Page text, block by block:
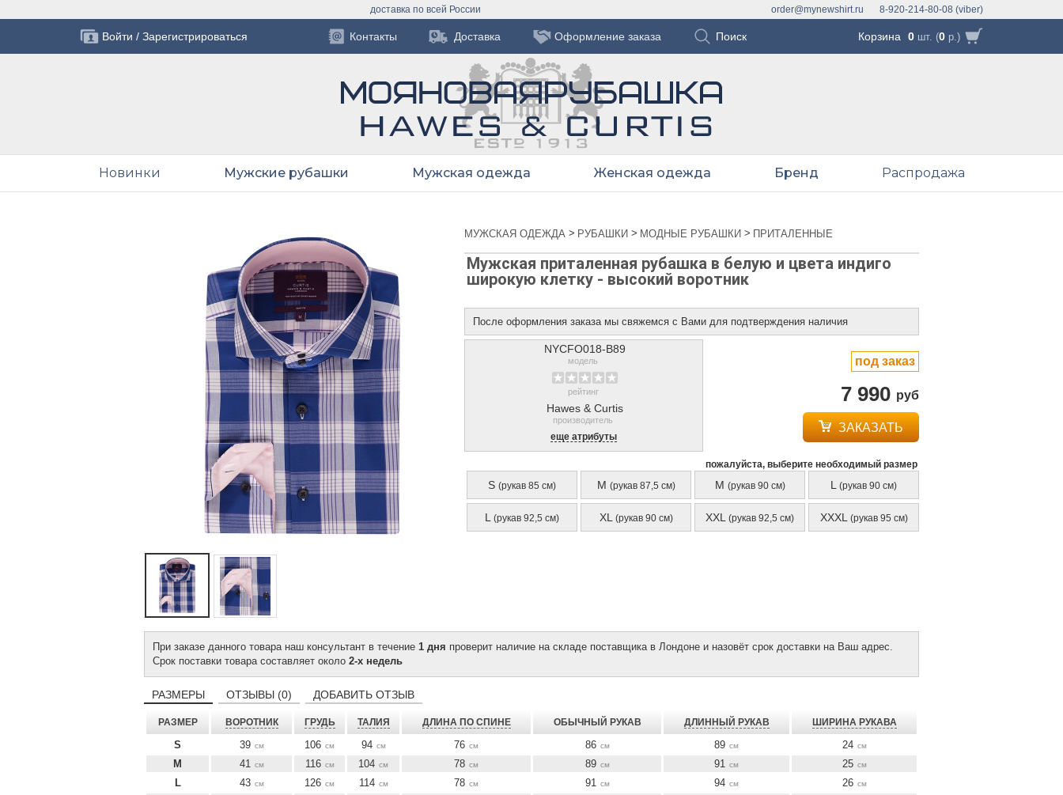
8-920-214-80-08 (viber)
order@mynewshirt.ru
доставка по всей России
Войти / Зарегистрироваться Корзина 0 шт. (0 р.)
Контакты Доставка Оформление заказа
Новинки Мужские рубашки Мужская одежда Женская одежда Бренд Распродажа
МУЖСКАЯ ОДЕЖДА > РУБАШКИ > МОДНЫЕ РУБАШКИ > ПРИТАЛЕННЫЕ
Мужская приталенная рубашка в белую и цвета индиго
широкую клетку - высокий воротник
После оформления заказа мы свяжемся с Вами для подтверждения наличия
NYCFO018-B89
модель
рейтинг
Hawes & Curtis
производитель
еще атрибуты
под заказ
7 990 руб
ЗАКАЗАТЬ
пожалуйста, выберите необходимый размер
S (рукав 85 см) M (рукав 87,5 см) M (рукав 90 см) L (рукав 90 см)
L (рукав 92,5 см) XL (рукав 90 см) XXL (рукав 92,5 см) XXXL (рукав 95 см)
При заказе данного товара наш консультант в течение 1 дня проверит наличие на складе поставщика в Лондоне и назовёт срок доставки на Ваш адрес.
Срок поставки товара составляет около 2-х недель
РАЗМЕРЫ ОТЗЫВЫ (0) ДОБАВИТЬ ОТЗЫВ
РАЗМЕР ВОРОТНИК ГРУДЬ ТАЛИЯ ДЛИНА ПО СПИНЕ ОБЫЧНЫЙ РУКАВ ДЛИННЫЙ РУКАВ ШИРИНА РУКАВА
S 39 см 106 см 94 см 76 см 86 см 89 см 24 см
M 41 см 116 см 104 см 78 см 89 см 91 см 25 см
L 43 см 126 см 114 см 78 см 91 см 94 см 26 см